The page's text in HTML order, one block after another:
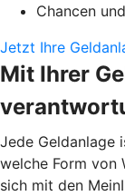
Chancen
Jetzt Ihre
Mit Ihrer
Jede Geldanlage
welche Form von
sich mit den